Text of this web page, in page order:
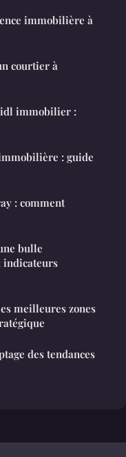
immobilière à
courtier à
immobilier :
: guide
: comment
bulle
indicateurs
meilleures zones
des tendances